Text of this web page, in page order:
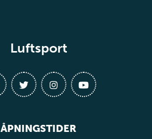
Luftsport
ÅPNINGSTIDER